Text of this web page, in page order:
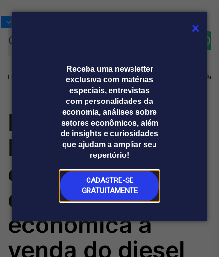
Receba uma newsletter
exclusiva com matérias
especiais, entrevistas
com personalidades da
economia, análises sobre
setores econômicos, além
de insights e curiosidades
que ajudam a ampliar seu
repertório!
CADASTRE-SE
GRATUITAMENTE
Home Produtos e soluçõesNotíciasBlogWeekend
Plataformas
Broadcast
Broadcast+
O mercado
financeiro em
tempo real
Broadcast
Agro
Tudo sobre o
agronegócio
Sobre nós Releases Broadcast
Prêmio Broadcast
Analistas
Prêmio Broadcast
Empresas
Agências de
comunicação
Releases
Portaria da
Fazenda
estabelece valor
de subvenção
econômica à
venda do diesel